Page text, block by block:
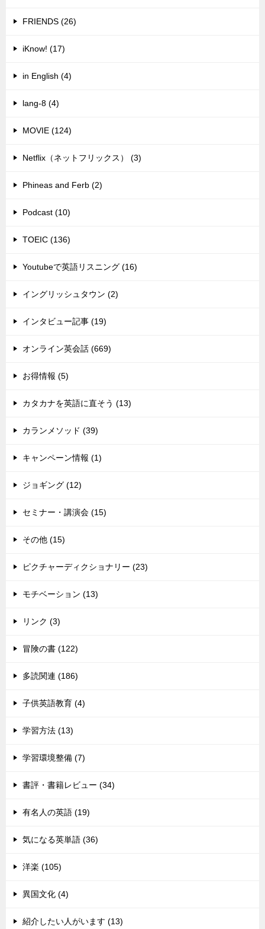
FRIENDS (26)
iKnow! (17)
in English (4)
lang-8 (4)
MOVIE (124)
Netflix（ネットフリックス） (3)
Phineas and Ferb (2)
Podcast (10)
TOEIC (136)
Youtubeで英語リスニング (16)
イングリッシュタウン (2)
インタビュー記事 (19)
オンライン英会話 (669)
お得情報 (5)
カタカナを英語に直そう (13)
カランメソッド (39)
キャンペーン情報 (1)
ジョギング (12)
セミナー・講演会 (15)
その他 (15)
ピクチャーディクショナリー (23)
モチベーション (13)
リンク (3)
冒険の書 (122)
多読関連 (186)
子供英語教育 (4)
学習方法 (13)
学習環境整備 (7)
書評・書籍レビュー (34)
有名人の英語 (19)
気になる英単語 (36)
洋楽 (105)
異国文化 (4)
紹介したい人がいます (13)